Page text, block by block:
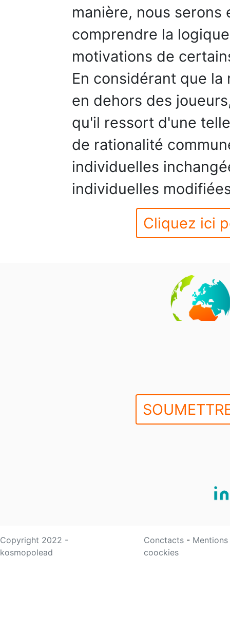
manière, nous serons
comprendre la
motivations de
En considérant que
en dehors des
qu'il ressort d'une
de rationalité
individuelles
individuelles
Cliquez ici
Copyright 2022 -
kosmopolead
Conctacts -
coockies